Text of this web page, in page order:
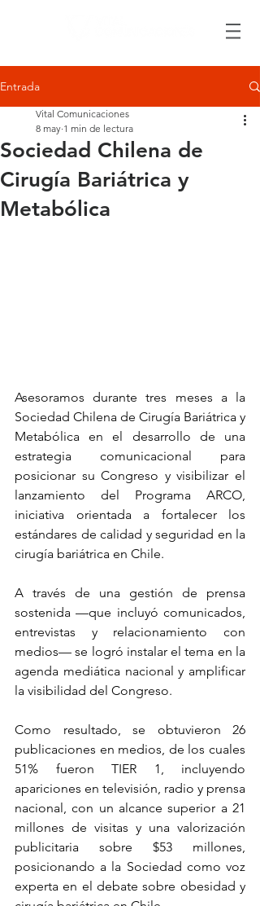
Entrada
Sociedad Chilena de
Cirugía Bariátrica y
Metabólica
Vital Comunicaciones
8 may 1 min de lectura
Asesoramos durante tres meses a la
Sociedad Chilena de Cirugía Bariátrica y
Metabólica en el desarrollo de una
estrategia comunicacional para
posicionar su Congreso y visibilizar el
lanzamiento del Programa ARCO,
iniciativa orientada a fortalecer los
estándares de calidad y seguridad en la
cirugía bariátrica en Chile.
A través de una gestión de prensa
sostenida —que incluyó comunicados,
entrevistas y relacionamiento con
medios— se logró instalar el tema en la
agenda mediática nacional y amplificar
la visibilidad del Congreso.
Como resultado, se obtuvieron 26
publicaciones en medios, de los cuales
51% fueron TIER 1, incluyendo
apariciones en televisión, radio y prensa
nacional, con un alcance superior a 21
millones de visitas y una valorización
publicitaria sobre $53 millones,
posicionando a la Sociedad como voz
experta en el debate sobre obesidad y